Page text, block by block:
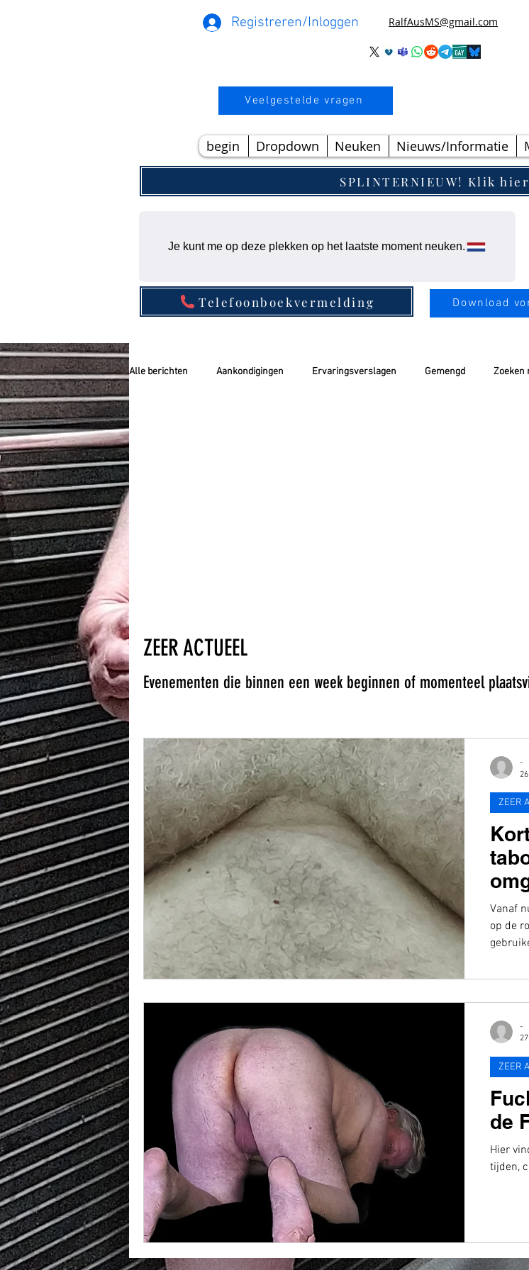
Registreren/Inloggen RalfAusMS@gmail.com
Veelgestelde vragen
begin Dropdown Neuken Nieuws/Informatie
SPLINTERNIEUW! Klik
Je kunt me op deze plekken op het laatste moment neuken.
Telefoonboekvermelding Download
Alle berichten Aankondigingen Ervaringsverslagen Gemengd Zoeken
ZEER ACTUEEL
Evenementen die binnen een week beginnen of momenteel
Vanaf
op de
ZEER
-
de
Hier
tijden,
ZEER
-